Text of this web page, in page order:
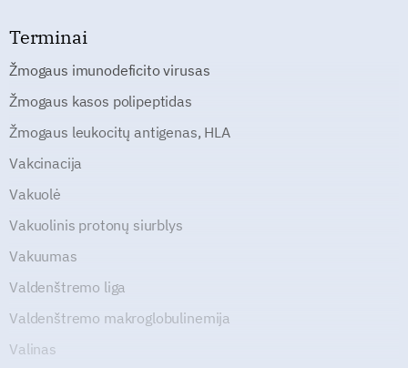
Terminai
Žmogaus imunodeficito virusas
Žmogaus kasos polipeptidas
Žmogaus leukocitų antigenas, HLA
Vakcinacija
Vakuolė
Vakuolinis protonų siurblys
Vakuumas
Valdenštremo liga
Valdenštremo makroglobulinemija
Valinas